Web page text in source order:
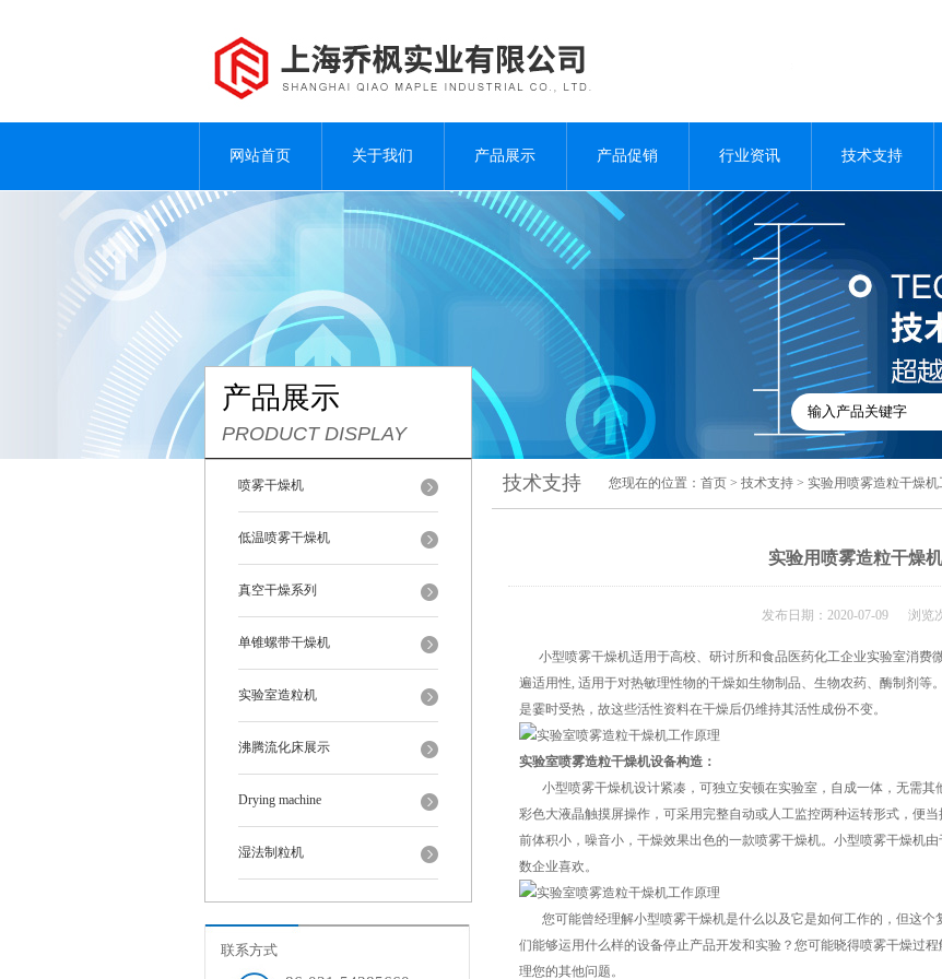
网站首页 关于我们 产品展示 产品促销 行业资讯 技术支持
产品展示
PRODUCT DISPLAY
喷雾干燥机
低温喷雾干燥机
真空干燥系列
单锥螺带干燥机
实验室造粒机
沸腾流化床展示
Drying machine
湿法制粒机
联系方式
技术支持 您现在的位置： 首页 > 技术支持 > 实验用喷雾造粒干燥机
实验用喷雾造粒干燥
发布日期：2020-07-09 浏览
小型喷雾干燥机适用于高校、研讨所和食品医药化工企业实验室消费
遍适用性, 适用于对热敏理性物的干燥如生物制品、生物农药、酶制剂等
是霎时受热，故这些活性资料在干燥后仍维持其活性成份不变。
实验室喷雾造粒干燥机设备构造：
小型喷雾干燥机设计紧凑，可独立安顿在实验室，自成一体，无需其
彩色大液晶触摸屏操作，可采用完整自动或人工监控两种运转形式，便
前体积小，噪音小，干燥效果出色的一款喷雾干燥机。小型喷雾干燥机
数企业喜欢。
您可能曾经理解小型喷雾干燥机是什么以及它是如何工作的，但这个
们能够运用什么样的设备停止产品开发和实验？您可能晓得喷雾干燥过
理您的其他问题。